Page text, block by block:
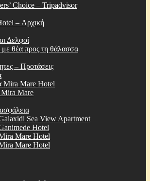
Choice – Tripadvisor
– Αρχική
Δελφοί
με θέα προς τη θάλασσα
– Προτάσεις
Mira Mare Hotel
Mira Mare
Sea View Apartment
Hotel
Mare Hotel
Mare Hotel